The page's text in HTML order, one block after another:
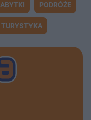
PODRÓŻE
TURYSTYKA